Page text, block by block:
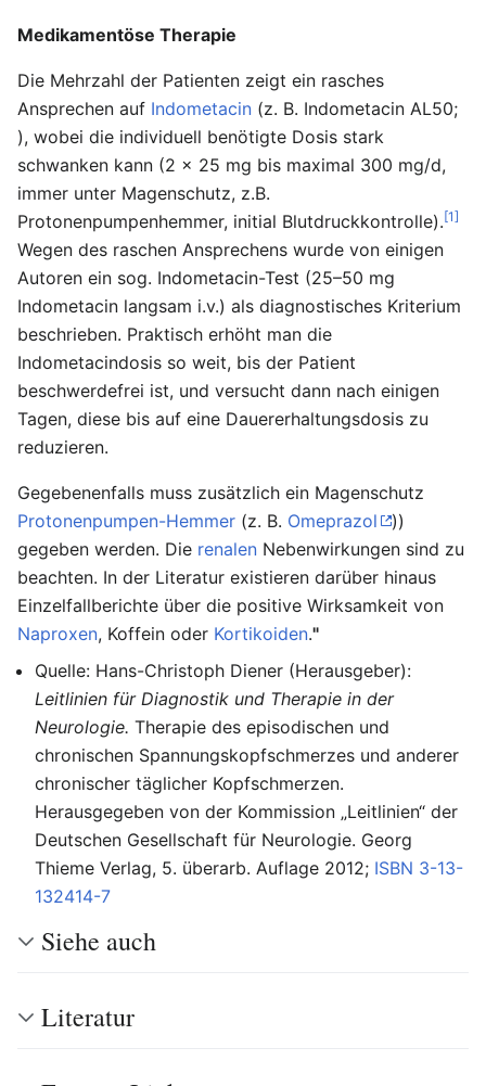
Medikamentöse Therapie
Die Mehrzahl der Patienten zeigt ein rasches
Ansprechen auf Indometacin (z. B. Indometacin AL50;
), wobei die individuell benötigte Dosis stark
schwanken kann (2 x 25 mg bis maximal 300 mg/d,
immer unter Magenschutz, z.B.
Protonenpumpenhemmer, initial Blutdruckkontrolle).[1]
Wegen des raschen Ansprechens wurde von einigen
Autoren ein sog. Indometacin-Test (25–50 mg
Indometacin langsam i.v.) als diagnostisches Kriterium
beschrieben. Praktisch erhöht man die
Indometacindosis so weit, bis der Patient
beschwerdefrei ist, und versucht dann nach einigen
Tagen, diese bis auf eine Dauererhaltungsdosis zu
reduzieren.
Gegebenenfalls muss zusätzlich ein Magenschutz
Protonenpumpen-Hemmer (z. B. Omeprazol
))
gegeben werden. Die renalen Nebenwirkungen sind zu
beachten. In der Literatur existieren darüber hinaus
Einzelfallberichte über die positive Wirksamkeit von
Naproxen, Koffein oder Kortikoiden."
Quelle: Hans-Christoph Diener (Herausgeber):
Leitlinien für Diagnostik und Therapie in der
Neurologie. Therapie des episodischen und
chronischen Spannungskopfschmerzes und anderer
chronischer täglicher Kopfschmerzen.
Herausgegeben von der Kommission „Leitlinien“ der
Deutschen Gesellschaft für Neurologie. Georg
Thieme Verlag, 5. überarb. Auflage 2012; ISBN 3-13-
132414-7
Siehe auch
Literatur